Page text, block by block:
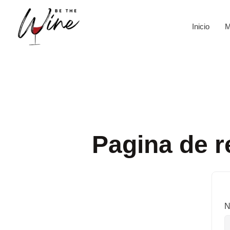
contenido
Inicio
Pagina de